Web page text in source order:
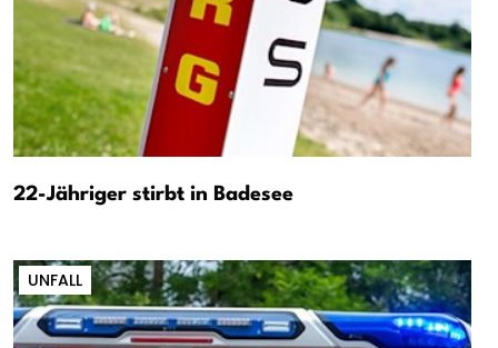
22-Jähriger stirbt in Badesee
UNFALL